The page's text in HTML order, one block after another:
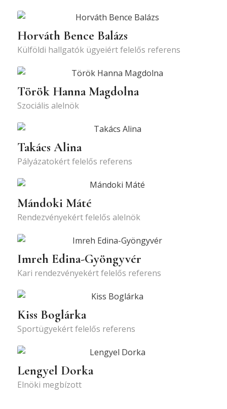
Horváth Bence Balázs
Külföldi hallgatók ügyeiért felelős referens
Török Hanna Magdolna
Szociális alelnök
Takács Alina
Pályázatokért felelős referens
Mándoki Máté
Rendezvényekért felelős alelnök
Imreh Edina-Gyöngyvér
Kari rendezvényekért felelős referens
Kiss Boglárka
Sportügyekért felelős referens
Lengyel Dorka
Elnöki megbízott